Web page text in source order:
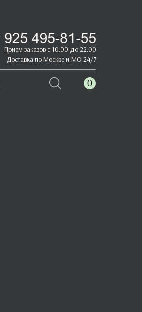
0
Доставка по Москве и МО 24/7
Прием заказов с 10.00 до 22.00